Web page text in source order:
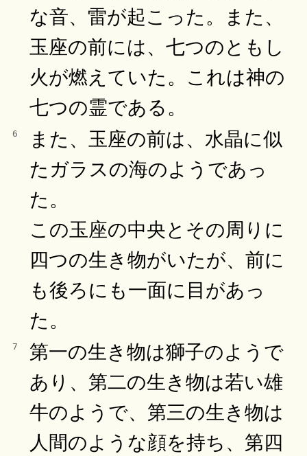
な音、雷が起こった。また、
玉座の前には、七つのともし
火が燃えていた。これは神の
七つの霊である。
6
また、玉座の前は、水晶に似
たガラスの海のようであっ
た。
この玉座の中央とその周りに
四つの生き物がいたが、前に
も後ろにも一面に目があっ
た。
7
第一の生き物は獅子のようで
あり、第二の生き物は若い雄
牛のようで、第三の生き物は
人間のような顔を持ち、第四